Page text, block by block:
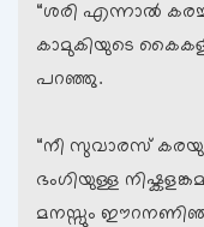
“ശരി എന്നാല്‍
കാമുകിയുടെ
പറഞ്ഞു.
“നീ സുവാരസ്
ഭംഗിയുള്ള
മനസ്സും